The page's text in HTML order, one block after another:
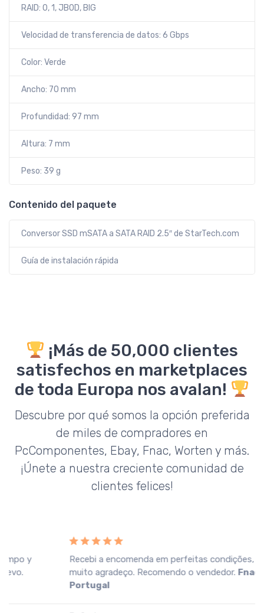
RAID: 0, 1, JBOD, BIG
Velocidad de transferencia de datos: 6 Gbps
Color: Verde
Ancho: 70 mm
Profundidad: 97 mm
Altura: 7 mm
Peso: 39 g
Contenido del paquete
Conversor SSD mSATA a SATA RAID 2.5″ de StarTech.com
Guía de instalación rápida
¡Más de 50,000 clientes
satisfechos en marketplaces
de toda Europa nos avalan!
Descubre por qué somos la opción preferida
de miles de compradores en
PcComponentes, Ebay, Fnac, Worten y más.
¡Únete a nuestra creciente comunidad de
clientes felices!
Recebi a encomenda em perfeitas condições, o que
muito agradeço. Recomendo o vendedor.Fnac